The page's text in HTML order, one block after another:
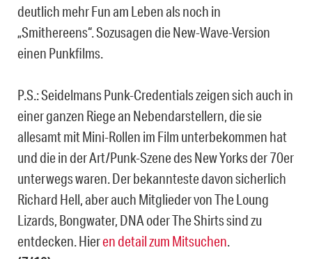
deutlich mehr Fun am Leben als noch in
„Smithereens“. Sozusagen die New-Wave-Version
einen Punkfilms.
P.S.: Seidelmans Punk-Credentials zeigen sich auch in
einer ganzen Riege an Nebendarstellern, die sie
allesamt mit Mini-Rollen im Film unterbekommen hat
und die in der Art/Punk-Szene des New Yorks der 70er
unterwegs waren. Der bekannteste davon sicherlich
Richard Hell, aber auch Mitglieder von The Loung
Lizards, Bongwater, DNA oder The Shirts sind zu
entdecken. Hieren detail zum Mitsuchen.